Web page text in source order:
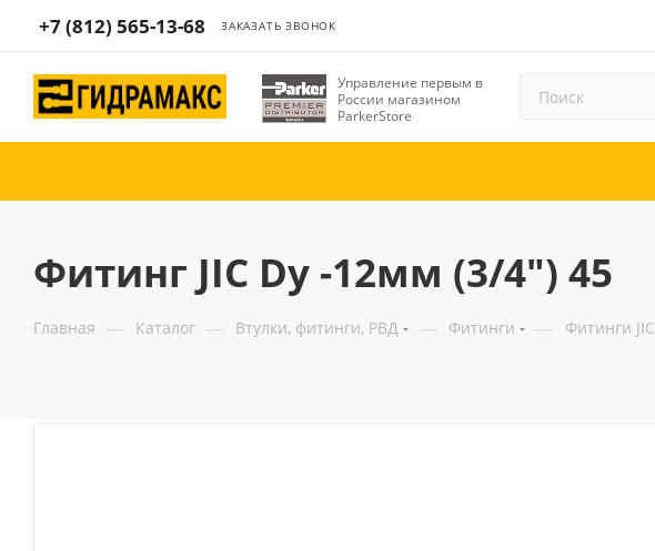
+7 (812) 565-13-68 ЗАКАЗАТЬ ЗВОНОК
Управление первым в
России магазином
ParkerStore
Фитинг JIC Dу -12мм (3/4") 45
Главная — Каталог — Втулки, фитинги, РВД — Фитинги — Фитинги JIC